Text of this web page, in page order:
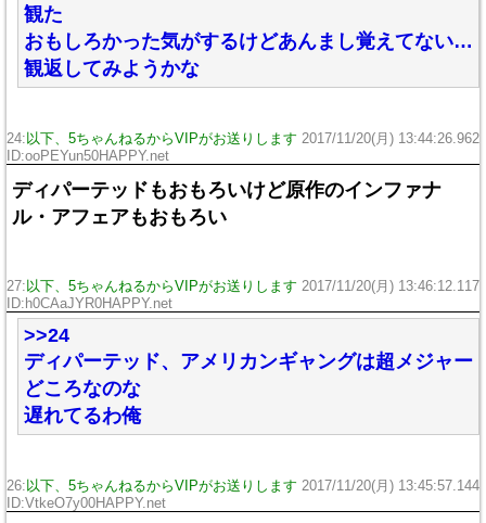
観た
おもしろかった気がするけどあんまし覚えてない…
観返してみようかな
24: 以下、5ちゃんねるからVIPがお送りします 2017/11/20(月) 13:44:26.962
ID:ooPEYun50HAPPY.net
ディパーテッドもおもろいけど原作のインファナ
ル・アフェアもおもろい
27: 以下、5ちゃんねるからVIPがお送りします 2017/11/20(月) 13:46:12.117
ID:h0CAaJYR0HAPPY.net
>>24
ディパーテッド、アメリカンギャングは超メジャー
どころなのな
遅れてるわ俺
26: 以下、5ちゃんねるからVIPがお送りします 2017/11/20(月) 13:45:57.144
ID:VtkeO7y00HAPPY.net